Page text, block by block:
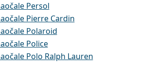
Persol
Pierre Cardin
Polaroid
Police
Polo Ralph Lauren